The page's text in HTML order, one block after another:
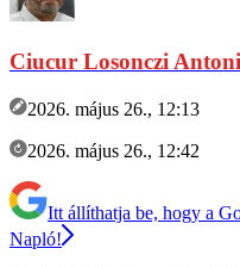
Ciucur Losonczi
2026. május 26., 12:13
2026. május 26., 12:42
Itt állíthatja be, hogy a
Napló!